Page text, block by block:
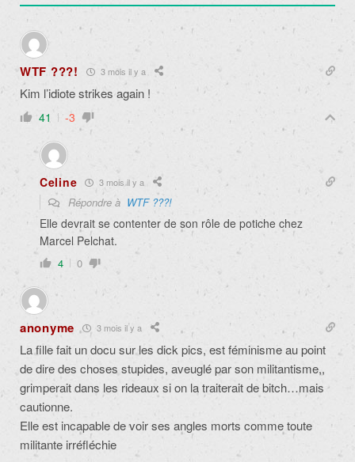
WTF ???! 3 mois il y a
Kim l’idiote strikes again !
41 -3
Celine 3 mois il y a
Répondre à WTF ???!
Elle devrait se contenter de son rôle de potiche chez
Marcel Pelchat.
4 0
anonyme 3 mois il y a
La fille fait un docu sur les dick pics, est féminisme au point
de dire des choses stupides, aveuglé par son militantisme,,
grimperait dans les rideaux si on la traiterait de bitch…mais
cautionne.
Elle est incapable de voir ses angles morts comme toute
militante irréfléchie